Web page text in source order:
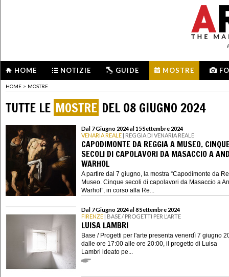
HOME NOTIZIE GUIDE MOSTRE
HOME > MOSTRE
TUTTE LE MOSTRE DEL 08 GIUGNO 2024
Dal 7 Giugno 2024 al 15 Settembre 2024
VENARIA REALE | REGGIA DI VENARIA REALE
CAPODIMONTE DA REGGIA A MUSEO.
SECOLI DI CAPOLAVORI DA MASACCIO A
WARHOL
A partire dal 7 giugno, la mostra “Capodimonte da
Museo. Cinque secoli di capolavori da Masaccio a
Warhol”, in corso alla Re...
Dal 7 Giugno 2024 al 8 Settembre 2024
FIRENZE | BASE / PROGETTI PER L'ARTE
LUISA LAMBRI
Base / Progetti per l'arte presenta venerdì 7 giugno
dalle ore 17:00 alle ore 20:00, il progetto di Luisa
Lambri ideato pe...